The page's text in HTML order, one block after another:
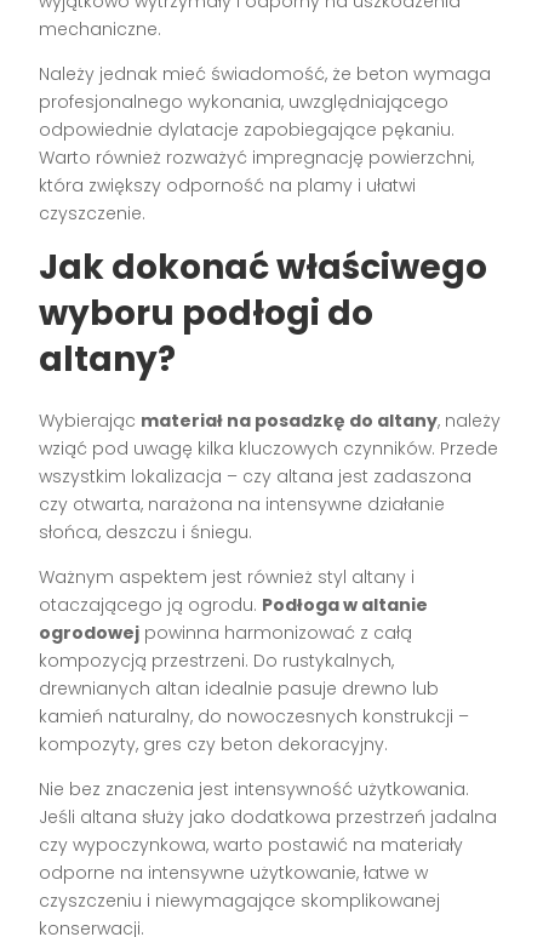
mechaniczne.
Należy jednak mieć świadomość, że beton wymaga
profesjonalnego wykonania, uwzględniającego
odpowiednie dylatacje zapobiegające pękaniu.
Warto również rozważyć impregnację powierzchni,
która zwiększy odporność na plamy i ułatwi
czyszczenie.
Jak dokonać właściwego
wyboru podłogi do
altany?
Wybierając materiał na posadzkę do altany, należy
wziąć pod uwagę kilka kluczowych czynników. Przede
wszystkim lokalizacja – czy altana jest zadaszona
czy otwarta, narażona na intensywne działanie
słońca, deszczu i śniegu.
Ważnym aspektem jest również styl altany i
otaczającego ją ogrodu. Podłoga w altanie
ogrodowej powinna harmonizować z całą
kompozycją przestrzeni. Do rustykalnych,
drewnianych altan idealnie pasuje drewno lub
kamień naturalny, do nowoczesnych konstrukcji –
kompozyty, gres czy beton dekoracyjny.
Nie bez znaczenia jest intensywność użytkowania.
Jeśli altana służy jako dodatkowa przestrzeń jadalna
czy wypoczynkowa, warto postawić na materiały
odporne na intensywne użytkowanie, łatwe w
czyszczeniu i niewymagające skomplikowanej
konserwacji.